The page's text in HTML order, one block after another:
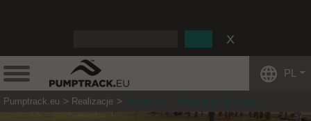
PL
Pumptrack.eu Realizacje Pumptrack - Ołomuniec (Czechy)